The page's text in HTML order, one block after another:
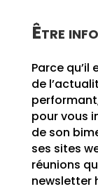
Être
Parce
de
pour vous
de son
ses sites
réunions
newsletter